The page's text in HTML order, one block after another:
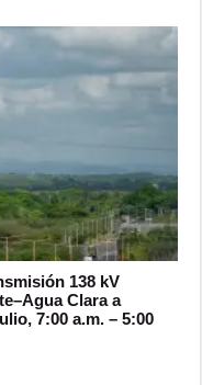
138 kV
Clara a
7:00 a.m. – 5:00